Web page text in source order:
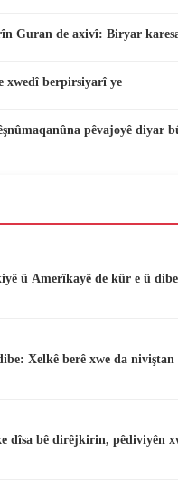
Guran de axivî: Biryar
xwedî berpirsiyarî ye
pêvajoyê diyar
û Amerîkayê de kûr e û
Xelkê berê xwe da niviştan
dîsa bê dirêjkirin, pêdiviyên